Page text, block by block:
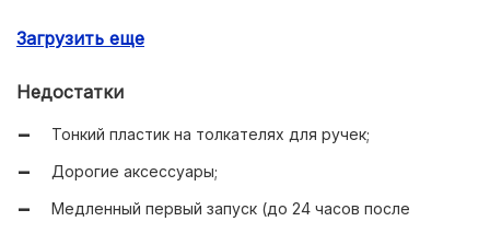
Загрузить еще
Недостатки
Тонкий пластик на толкателях для ручек;
Дорогие аксессуары;
Медленный первый запуск (до 24 часов после